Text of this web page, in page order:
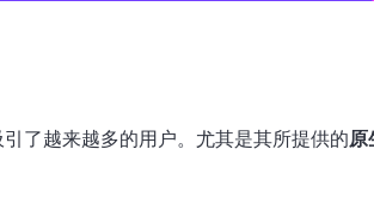
了越来越多的用户。尤其是其所提供的原